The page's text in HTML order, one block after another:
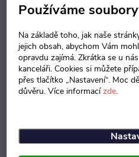
Používáme
Na základě toho, jak naše
jejich obsah, abychom Vám
opravdu zajímá. Zkrátka se u
kanceláři. Cookies si můžete
přes tlačítko „Nastavení“. Moc
důvěru. Více informacízde.
dále obsahuje v obou svých
Veškerý obsah skříně bude
otočným zámkem, ke kterému
Konstrukce skříně je vyrobena
dodáváme jive 3 barevných
arametry: